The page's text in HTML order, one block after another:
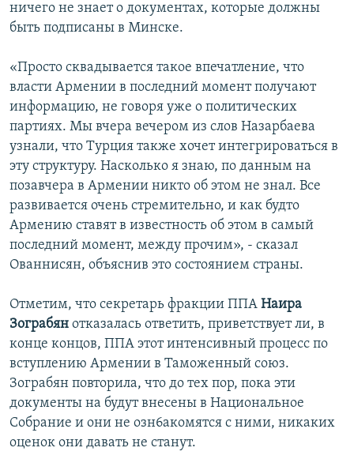
ничего не знает о документах, которые должны
быть подписаны в Минске.
«Просто сквадывается такое впечатление, что
власти Армении в последний момент получают
информацию, не говоря уже о политических
партиях. Мы вчера вечером из слов Назарбаева
узнали, что Турция также хочет интегрироваться в
эту структуру. Насколько я знаю, по данным на
позавчера в Армении никто об этом не знал. Все
развивается очень стремительно, и как будто
Армению ставят в известность об этом в самый
последний момент, между прочим», - сказал
Ованнисян, объяснив это состоянием страны.
Отметим, что секретарь фракции ППА Наира
Зограбян отказалась ответить, приветствует ли, в
конце концов, ППА этот интенсивный процесс по
вступлению Армении в Таможенный союз.
Зограбян повторила, что до тех пор, пока эти
документы на будут внесены в Национальное
Собрание и они не озн6акомятся с ними, никаких
оценок они давать не станут.